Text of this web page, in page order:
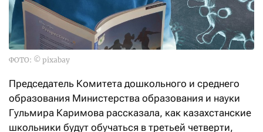
ФОТО: © pixabay
Председатель Комитета дошкольного и среднего
образования Министерства образования и науки
Гульмира Каримова рассказала, как казахстанские
школьники будут обучаться в третьей четверти,